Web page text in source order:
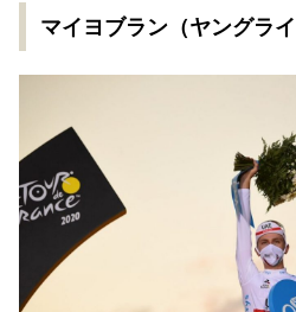
マイヨブラン（ヤングライ